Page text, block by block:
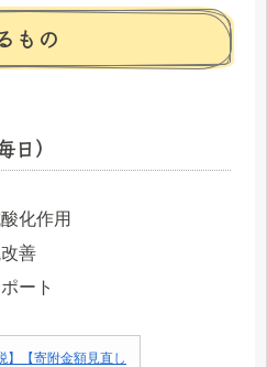
もの
）
化作用
善
ート
】【寄附金額見直し